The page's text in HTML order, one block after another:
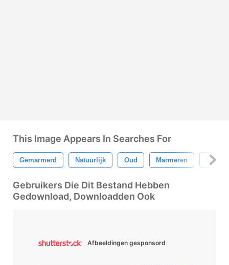
This Image Appears In Searches For
Gemarmerd Natuurlijk Oud Marmeren Licht
Gebruikers Die Dit Bestand Hebben
Gedownload, Downloadden Ook
Afbeeldingen gesponsord